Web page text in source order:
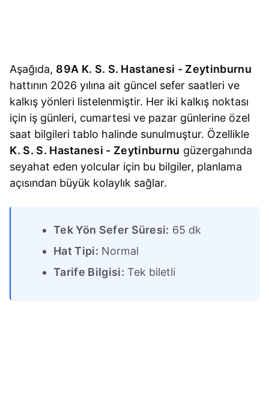
Aşağıda, 89A K. S. S. Hastanesi - Zeytinburnu
hattının 2026 yılına ait güncel sefer saatleri ve
kalkış yönleri listelenmiştir. Her iki kalkış noktası
için iş günleri, cumartesi ve pazar günlerine özel
saat bilgileri tablo halinde sunulmuştur. Özellikle
K. S. S. Hastanesi - Zeytinburnu güzergahında
seyahat eden yolcular için bu bilgiler, planlama
açısından büyük kolaylık sağlar.
Tek Yön Sefer Süresi: 65 dk
Hat Tipi: Normal
Tarife Bilgisi: Tek biletli